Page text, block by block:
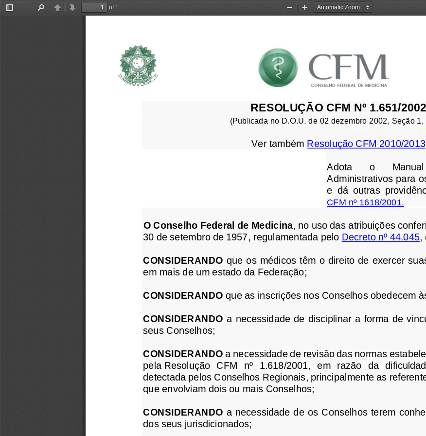
Toggle
PreviousNext
of 1
Zoom
Zoom
RESOLUÇÃO CFM Nº 1.651/2002
(Publicada no D.O.U. de 02 dezembro 2002, Seção 1,
Ver também Resolução CFM 2010/2013
Adota o Manual
Administrativos para
e  dá  outras
CFM nº 1618/2001
O Conselho Federal de Medicina , no uso das atribuições
30 de setembro de 1957, regulamentada pelo Decreto nº 44.045,
CONSIDERANDO que os médicos têm o direito de exercer
em mais de um estado da Federação;
CONSIDERANDO que as inscrições nos Conselhos obedecem
CONSIDERANDO a  necessidade de disciplinar  a forma de
seus Conselhos;
CONSIDERANDO a necessidade de revisão das normas
pela Resolução  CFM  nº  1.618/2001
,  em  razão  da
detectada pelos Conselhos Regionais, principalmente as
que envolviam dois ou mais Conselhos;
CONSIDERANDO a necessidade de os Conselhos terem
dos seus jurisdicionados;